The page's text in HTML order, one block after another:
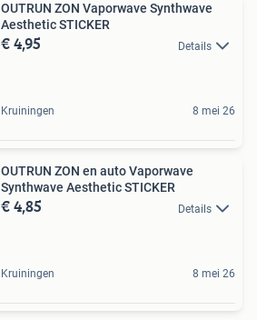
OUTRUN ZON Vaporwave Synthwave
Aesthetic STICKER
€ 4,95 Details
Kruiningen 8 mei 26
OUTRUN ZON en auto Vaporwave
Synthwave Aesthetic STICKER
€ 4,85 Details
Kruiningen 8 mei 26